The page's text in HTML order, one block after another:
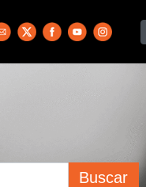
Buscar